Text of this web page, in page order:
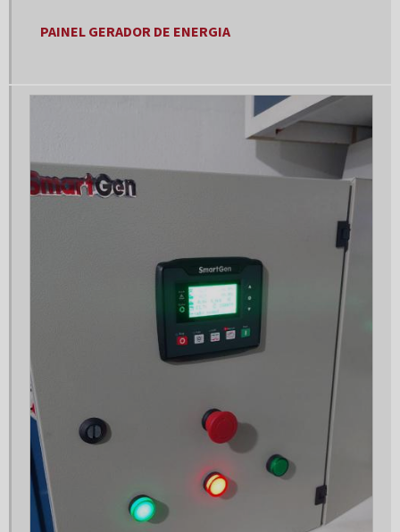
Gerador 40 kva preço
Gerador 500 kva preço
Gerador 55 kva
Gerador 55 kva diesel
Gerador 55 kva preço
Gerador 60 kva
PAINEL GERADOR DE ENERGIA